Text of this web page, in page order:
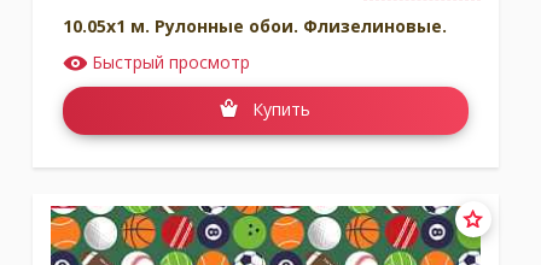
10.05x1 м. Рулонные обои. Флизелиновые.
Быстрый просмотр
Купить